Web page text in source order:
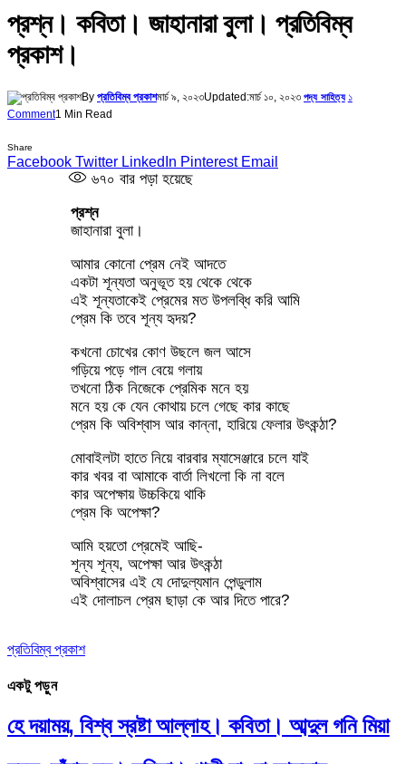
প্রশ্ন। কবিতা। জাহানারা বুলা। প্রতিবিম্ব
প্রকাশ।
By প্রতিবিম্ব প্রকাশমার্চ ৯, ২০২৩Updated:মার্চ ১০, ২০২৩ পদ্য সাহিত্য ১
Comment1 Min Read
Share
Facebook Twitter LinkedIn Pinterest Email
৬৭০ বার পড়া হয়েছে
প্রশ্ন
জাহানারা বুলা।
আমার কোনো প্রেম নেই আদতে
একটা শূন্যতা অনুভূত হয় থেকে থেকে
এই শূন্যতাকেই প্রেমের মত উপলব্ধি করি আমি
প্রেম কি তবে শূন্য হৃদয়?
কখনো চোখের কোণ উছলে জল আসে
গড়িয়ে পড়ে গাল বেয়ে গলায়
তখনো ঠিক নিজেকে প্রেমিক মনে হয়
মনে হয় কে যেন কোথায় চলে গেছে কার কাছে
প্রেম কি অবিশ্বাস আর কান্না, হারিয়ে ফেলার উৎকন্ঠা?
মোবাইলটা হাতে নিয়ে বারবার ম্যাসেঞ্জারে চলে যাই
কার খবর বা আমাকে বার্তা লিখলো কি না বলে
কার অপেক্ষায় উচ্চকিয়ে থাকি
প্রেম কি অপেক্ষা?
আমি হয়তো প্রেমেই আছি-
শূন্য শূন্য, অপেক্ষা আর উৎকন্ঠা
অবিশ্বাসের এই যে দোদুল্যমান পেন্ডুলাম
এই দোলাচল প্রেম ছাড়া কে আর দিতে পারে?
প্রতিবিম্ব প্রকাশ
একটু পড়ুন
হে দয়াময়, বিশ্ব স্রষ্টা আল্লাহ। কবিতা। আব্দুল গনি মিয়া